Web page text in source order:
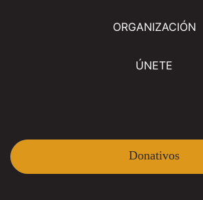
ORGANIZACIÓN
ÚNETE
Donativos